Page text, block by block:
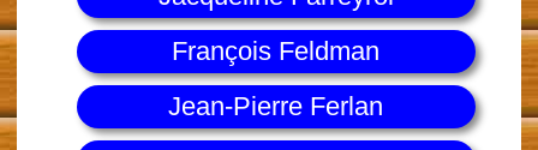
François Feldman
Jean-Pierre Ferlan